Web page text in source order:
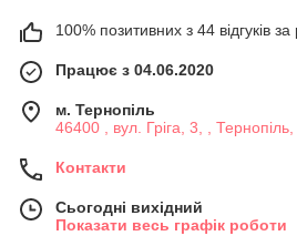
100% позитивних з 44 відгуків за
Працює з 04.06.2020
м. Тернопіль
46400 , вул. Гріга, 3, , Тернопіль,
Контакти
Сьогодні вихідний
Показати весь графік роботи